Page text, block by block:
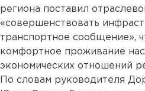
региона поставил
«совершенствовать
транспортное сообщение»,
комфортное проживание
экономических отношений
По словам руководителя